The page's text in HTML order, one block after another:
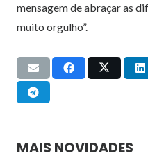
mensagem de abraçar as
muito orgulho”.
MAIS NOVIDADES